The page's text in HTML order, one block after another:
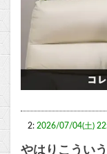
2: 2026/07/04(土)
やはりこうい